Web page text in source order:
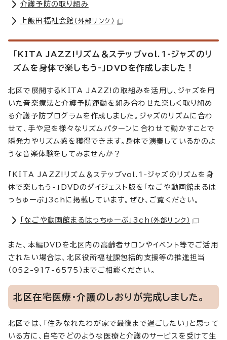
介護予防の取り組み
上飯田福祉会館 （外部リンク）
「KITA JAZZ!リズム＆ステップvol.1-ジャズのリ
ズムを身体で楽しもう-」DVDを作成しました！
北区で展開するKITA JAZZ!の取組みを活用し、ジャズを用
いた音楽療法と介護予防運動を組み合わせた楽しく取り組め
る介護予防プログラムを作成しました。ジャズのリズムに合わ
せて、手や足を様々なリズムパターンに合わせて動かすことで
瞬発力やリズム感を獲得できます。身体で演奏しているかのよ
うな音楽体験をしてみませんか？
「KITA JAZZ!リズム＆ステップvol.1-ジャズのリズムを身
体で楽しもう-」DVDのダイジェスト版を「なごや動画館まるは
っちゅーぶ」3chに掲載しています。ぜひ、ご覧ください。
「なごや動画館まるはっちゅーぶ」3ch （外部リンク）
また、本編DVDを北区内の高齢者サロンやイベント等でご活用
されたい場合は、北区役所福祉課包括的支援等の推進担当
（052-917-6575）までご相談ください。
北区在宅医療・介護のしおりが完成しました。
北区では、「住みなれたわが家で最後まで過ごしたい」と思って
いる方に、自宅でどのような医療と介護のサービスを受けて生